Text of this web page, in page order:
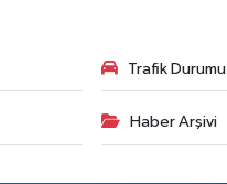
Trafik Durumu
Haber Arşivi